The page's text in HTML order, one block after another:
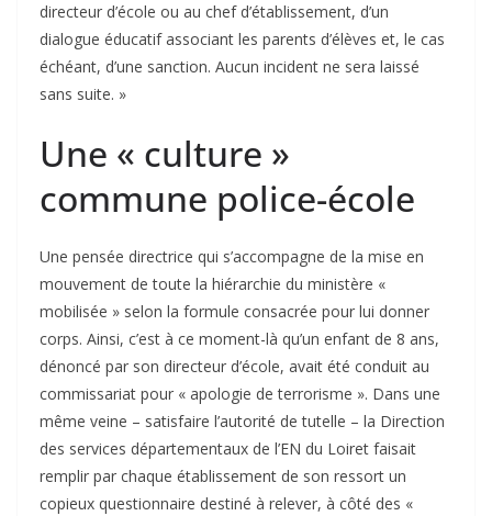
directeur d’école ou au chef d’établissement, d’un
dialogue éducatif associant les parents d’élèves et, le cas
échéant, d’une sanction. Aucun incident ne sera laissé
sans suite. »
Une « culture »
commune police-école
Une pensée directrice qui s’accompagne de la mise en
mouvement de toute la hiérarchie du ministère «
mobilisée » selon la formule consacrée pour lui donner
corps. Ainsi, c’est à ce moment-là qu’un enfant de 8 ans,
dénoncé par son directeur d’école, avait été conduit au
commissariat pour « apologie de terrorisme ». Dans une
même veine – satisfaire l’autorité de tutelle – la Direction
des services départementaux de l’EN du Loiret faisait
remplir par chaque établissement de son ressort un
copieux questionnaire destiné à relever, à côté des «